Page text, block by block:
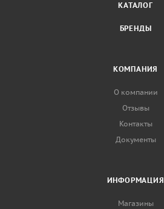
КАТАЛОГ
БРЕНДЫ
КОМПАНИЯ
О компании
Отзывы
Контакты
Документы
ИНФОРМАЦИЯ
Магазины